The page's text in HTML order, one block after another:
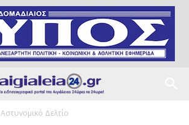
Αστυνομικό Δελτίο